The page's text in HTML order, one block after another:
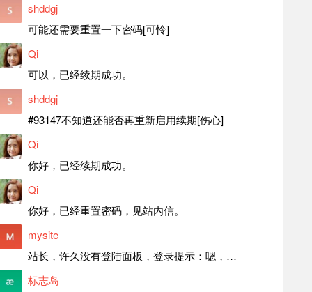
shddgj
可能还需要重置一下密码[可怜]
Qi
可以，已经续期成功。
shddgj
#93147不知道还能否再重新启用续期[伤心]
Qi
你好，已经续期成功。
Qi
你好，已经重置密码，见站内信。
mysite
站长，许久没有登陆面板，登录提示：嗯，登录详细信息似乎不正确。请重试。 网站还可以正常使用。如果是密码问题请帮忙重置一下密码。谢谢。订单号：97790，账号：aa20210950。 站长，提交了工单，你回复续期成功，不过我的问题是面部登陆信息有问题，一直是初始密码，现在无法登陆，有时间麻烦排查一下。
标志岛